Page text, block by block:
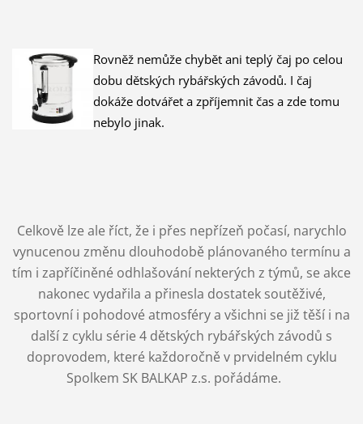
Rovněž nemůže chybět ani teplý čaj po celou
dobu dětských rybářských závodů. I čaj
dokáže dotvářet a zpříjemnit čas a zde tomu
nebylo jinak.
Celkově lze ale říct, že i přes nepřízeň počasí, narychlo
vynucenou změnu dlouhodobě plánovaného termínu a
tím i zapříčiněné odhlašování nekterých z týmů, se akce
nakonec vydařila a přinesla dostatek soutěživé,
sportovní i pohodové atmosféry a všichni se již těší i na
další z cyklu série 4 dětských rybářských závodů s
doprovodem, které každoročně v prvidelném cyklu
Spolkem SK BALKAP z.s. pořádáme.